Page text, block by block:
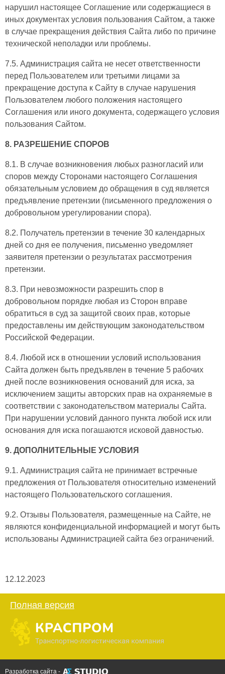
нарушил настоящее Соглашение или содержащиеся в
иных документах условия пользования Сайтом, а также
в случае прекращения действия Сайта либо по причине
технической неполадки или проблемы.
7.5. Администрация сайта не несет ответственности
перед Пользователем или третьими лицами за
прекращение доступа к Сайту в случае нарушения
Пользователем любого положения настоящего
Соглашения или иного документа, содержащего условия
пользования Сайтом.
8. РАЗРЕШЕНИЕ СПОРОВ
8.1. В случае возникновения любых разногласий или
споров между Сторонами настоящего Соглашения
обязательным условием до обращения в суд является
предъявление претензии (письменного предложения о
добровольном урегулировании спора).
8.2. Получатель претензии в течение 30 календарных
дней со дня ее получения, письменно уведомляет
заявителя претензии о результатах рассмотрения
претензии.
8.3. При невозможности разрешить спор в
добровольном порядке любая из Сторон вправе
обратиться в суд за защитой своих прав, которые
предоставлены им действующим законодательством
Российской Федерации.
8.4. Любой иск в отношении условий использования
Сайта должен быть предъявлен в течение 5 рабочих
дней после возникновения оснований для иска, за
исключением защиты авторских прав на охраняемые в
соответствии с законодательством материалы Сайта.
При нарушении условий данного пункта любой иск или
основания для иска погашаются исковой давностью.
9. ДОПОЛНИТЕЛЬНЫЕ УСЛОВИЯ
9.1. Администрация сайта не принимает встречные
предложения от Пользователя относительно изменений
настоящего Пользовательского соглашения.
9.2. Отзывы Пользователя, размещенные на Сайте, не
являются конфиденциальной информацией и могут быть
использованы Администрацией сайта без ограничений.
12.12.2023
Полная версия
Разработка сайта -